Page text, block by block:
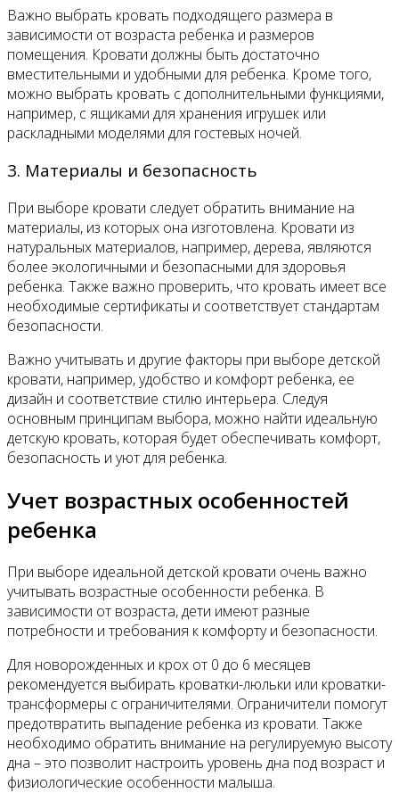
Важно выбрать кровать подходящего размера в
зависимости от возраста ребенка и размеров
помещения. Кровати должны быть достаточно
вместительными и удобными для ребенка. Кроме того,
можно выбрать кровать с дополнительными функциями,
например, с ящиками для хранения игрушек или
раскладными моделями для гостевых ночей.
3. Материалы и безопасность
При выборе кровати следует обратить внимание на
материалы, из которых она изготовлена. Кровати из
натуральных материалов, например, дерева, являются
более экологичными и безопасными для здоровья
ребенка. Также важно проверить, что кровать имеет все
необходимые сертификаты и соответствует стандартам
безопасности.
Важно учитывать и другие факторы при выборе детской
кровати, например, удобство и комфорт ребенка, ее
дизайн и соответствие стилю интерьера. Следуя
основным принципам выбора, можно найти идеальную
детскую кровать, которая будет обеспечивать комфорт,
безопасность и уют для ребенка.
Учет возрастных особенностей
ребенка
При выборе идеальной детской кровати очень важно
учитывать возрастные особенности ребенка. В
зависимости от возраста, дети имеют разные
потребности и требования к комфорту и безопасности.
Для новорожденных и крох от 0 до 6 месяцев
рекомендуется выбирать кроватки-люльки или кроватки-
трансформеры с ограничителями. Ограничители помогут
предотвратить выпадение ребенка из кровати. Также
необходимо обратить внимание на регулируемую высоту
дна – это позволит настроить уровень дна под возраст и
физиологические особенности малыша.